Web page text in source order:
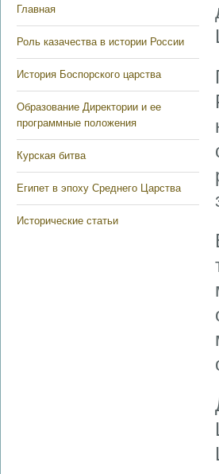
Главная
Роль казачества в истории России
История Боспорского царства
Образование Директории и ее
программные положения
Курская битва
Египет в эпоху Среднего Царства
Исторические статьи